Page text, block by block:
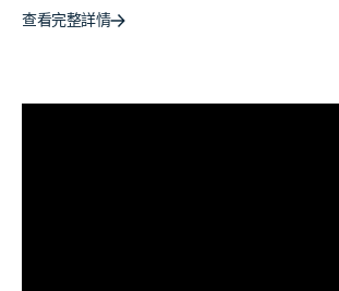
查看完整詳情